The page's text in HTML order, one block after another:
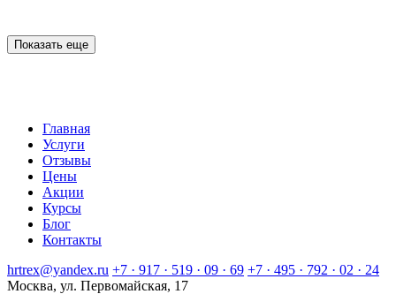
Показать еще
Главная
Услуги
Отзывы
Цены
Акции
Курсы
Блог
Контакты
hrtrex@yandex.ru +7 · 917 · 519 · 09 · 69 +7 · 495 · 792 · 02 · 24
Москва, ул. Первомайская, 17